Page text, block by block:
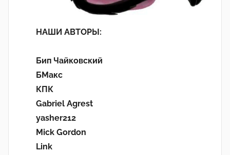
НАШИ АВТОРЫ:
Бип Чайковский
БМакс
КПК
Gabriel Agrest
yasher212
Mick Gordon
Link